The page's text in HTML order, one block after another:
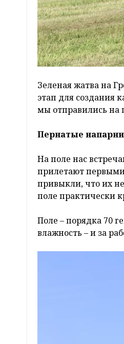
Зеленая жатва на
этап для создания
мы отправились на
Пернатые
На поле нас
прилетают
привыкли, что их
поле практически
Поле – порядка 70
влажность – и за